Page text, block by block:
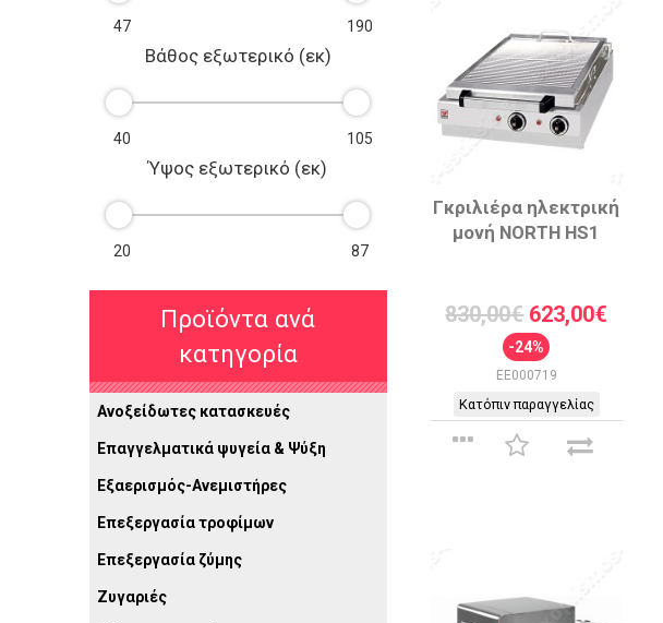
Βάθος εξωτερικό (εκ)
Ύψος εξωτερικό (εκ)
Προϊόντα ανά
κατηγορία
Ανοξείδωτες κατασκευές
Επαγγελματικά ψυγεία & Ψύξη
Εξαερισμός-Ανεμιστήρες
Επεξεργασία τροφίμων
Επεξεργασία ζύμης
Ζυγαριές
Γκριλιέρα ηλεκτρική
μονή NORTH HS1
830,00€ 623,00€
-24%
EE000719
Κατόπιν παραγγελίας